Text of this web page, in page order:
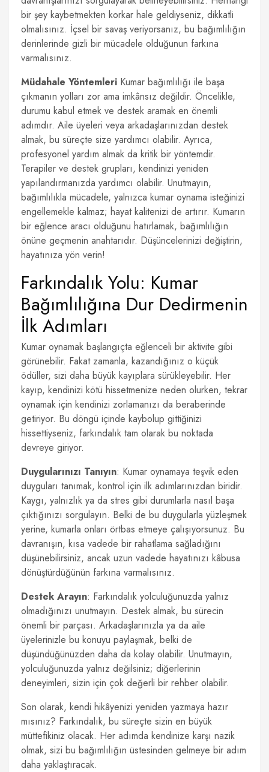
bir şey kaybetmekten korkar hale geldiyseniz, dikkatli
olmalısınız. İçsel bir savaş veriyorsanız, bu bağımlılığın
derinlerinde gizli bir mücadele olduğunun farkına
varmalısınız.
Müdahale Yöntemleri Kumar bağımlılığı ile başa
çıkmanın yolları zor ama imkânsız değildir. Öncelikle,
durumu kabul etmek ve destek aramak en önemli
adımdır. Aile üyeleri veya arkadaşlarınızdan destek
almak, bu süreçte size yardımcı olabilir. Ayrıca,
profesyonel yardım almak da kritik bir yöntemdir.
Terapiler ve destek grupları, kendinizi yeniden
yapılandırmanızda yardımcı olabilir. Unutmayın,
bağımlılıkla mücadele, yalnızca kumar oynama isteğinizi
engellemekle kalmaz; hayat kalitenizi de artırır. Kumarın
bir eğlence aracı olduğunu hatırlamak, bağımlılığın
önüne geçmenin anahtarıdır. Düşüncelerinizi değiştirin,
hayatınıza yön verin!
Farkındalık Yolu: Kumar
Bağımlılığına Dur Dedirmenin
İlk Adımları
Kumar oynamak başlangıçta eğlenceli bir aktivite gibi
görünebilir. Fakat zamanla, kazandığınız o küçük
ödüller, sizi daha büyük kayıplara sürükleyebilir. Her
kayıp, kendinizi kötü hissetmenize neden olurken, tekrar
oynamak için kendinizi zorlamanızı da beraberinde
getiriyor. Bu döngü içinde kaybolup gittiğinizi
hissettiyseniz, farkındalık tam olarak bu noktada
devreye giriyor.
Duygularınızı Tanıyın: Kumar oynamaya teşvik eden
duyguları tanımak, kontrol için ilk adımlarınızdan biridir.
Kaygı, yalnızlık ya da stres gibi durumlarla nasıl başa
çıktığınızı sorgulayın. Belki de bu duygularla yüzleşmek
yerine, kumarla onları örtbas etmeye çalışıyorsunuz. Bu
davranışın, kısa vadede bir rahatlama sağladığını
düşünebilirsiniz, ancak uzun vadede hayatınızı kâbusa
dönüştürdüğünün farkına varmalısınız.
Destek Arayın: Farkındalık yolculuğunuzda yalnız
olmadığınızı unutmayın. Destek almak, bu sürecin
önemli bir parçası. Arkadaşlarınızla ya da aile
üyelerinizle bu konuyu paylaşmak, belki de
düşündüğünüzden daha da kolay olabilir. Unutmayın,
yolculuğunuzda yalnız değilsiniz; diğerlerinin
deneyimleri, sizin için çok değerli bir rehber olabilir.
Son olarak, kendi hikâyenizi yeniden yazmaya hazır
mısınız? Farkındalık, bu süreçte sizin en büyük
müttefikiniz olacak. Her adımda kendinize karşı nazik
olmak, sizi bu bağımlılığın üstesinden gelmeye bir adım
daha yaklaştıracak.